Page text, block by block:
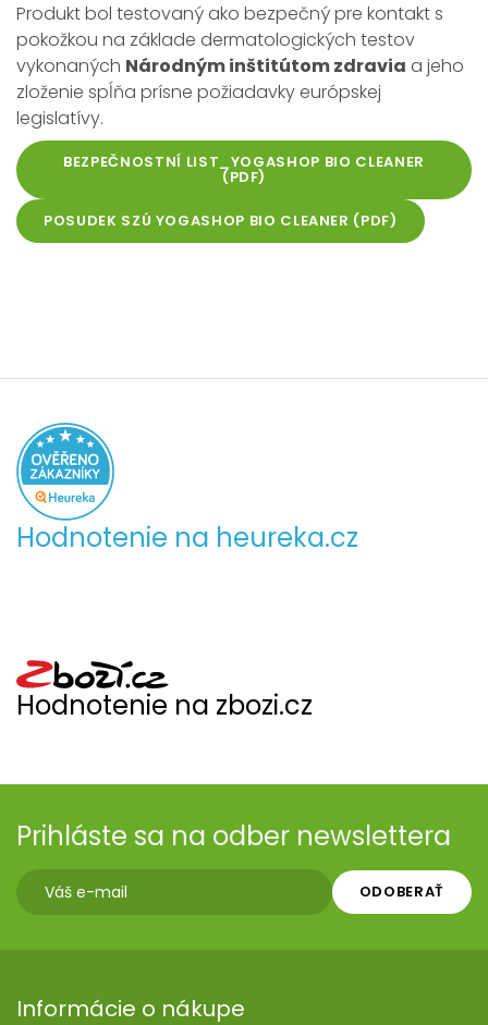
Produkt bol testovaný ako bezpečný pre kontakt s
pokožkou na základe dermatologických testov
vykonaných Národným inštitútom zdravia a jeho
zloženie spĺňa prísne požiadavky európskej
legislatívy.
BEZPEČNOSTNÍ LIST_YOGASHOP BIO CLEANER
(PDF)
POSUDEK SZÚ YOGASHOP BIO CLEANER (PDF)
Hodnotenie na heureka.cz
Hodnotenie na zbozi.cz
Prihláste sa na odber newslettera
ODOBERAŤ
Informácie o nákupe